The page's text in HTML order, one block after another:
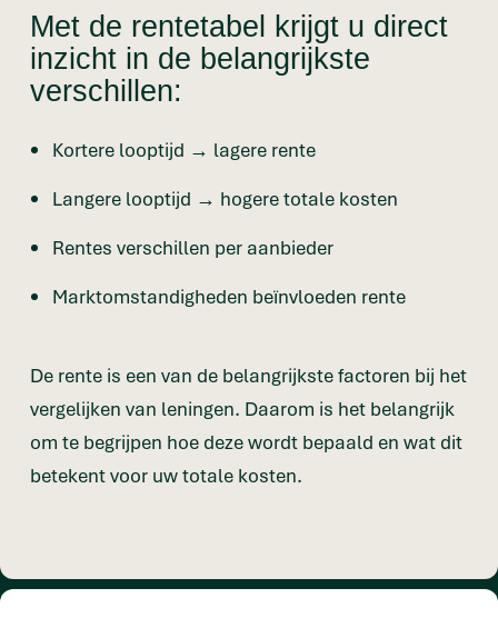
Met de rentetabel krijgt u direct
inzicht in de belangrijkste
verschillen:
Kortere looptijd → lagere rente
Langere looptijd → hogere totale kosten
Rentes verschillen per aanbieder
Marktomstandigheden beïnvloeden rente
De rente is een van de belangrijkste factoren bij het
vergelijken van leningen. Daarom is het belangrijk
om te begrijpen hoe deze wordt bepaald en wat dit
betekent voor uw totale kosten.